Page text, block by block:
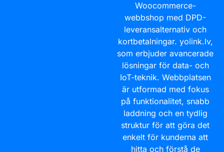
Woocommerce-
webbshop med DPD-
leveransalternativ och
kortbetalningar. yolink.lv,
som erbjuder avancerade
lösningar för data- och
IoT-teknik. Webbplatsen
är utformad med fokus
på funktionalitet, snabb
laddning och en tydlig
struktur för att göra det
enkelt för kunderna att
hitta och förstå de